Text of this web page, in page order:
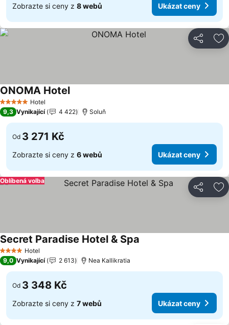
Zobrazte si ceny z 8 webů Ukázat ceny
Sdílet
5 Počet hvězdiček
Hotel
ONOMA HotelUkázat ceny
9,3 Vynikající 4 422 Soluň
Od 3 271 Kč
Zobrazte si ceny z 6 webů Ukázat ceny
Sdílet
Oblíbená volba
4 Počet hvězdiček
Hotel
Secret Paradise Hotel & Spa
9,0 Vynikající 2 613 Nea Kallikratia
Od 3 348 Kč
Zobrazte si ceny z 7 webů Ukázat ceny